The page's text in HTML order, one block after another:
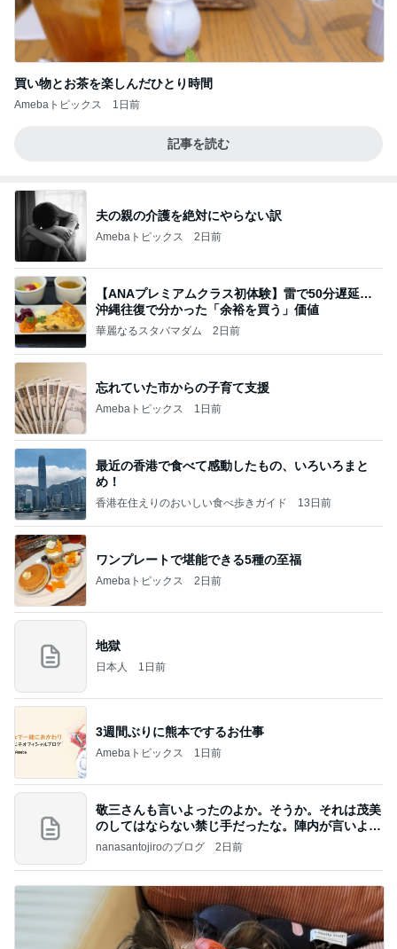
買い物とお茶を楽しんだひとり時間
Amebaトピックス 1日前
記事を読む
夫の親の介護を絶対にやらない訳
Amebaトピックス 2日前
【ANAプレミアムクラス初体験】雷で50分遅延…
沖縄往復で分かった「余裕を買う」価値
華麗なるスタバマダム 2日前
忘れていた市からの子育て支援
Amebaトピックス 1日前
最近の香港で食べて感動したもの、いろいろまと
め！
香港在住えりのおいしい食べ歩きガイド 13日前
ワンプレートで堪能できる5種の至福
Amebaトピックス 2日前
地獄
日本人 1日前
3週間ぶりに熊本でするお仕事
Amebaトピックス 1日前
敬三さんも言いよったのよか。そうか。それは茂美
のしてはならない禁じ手だったな。陣内が言いよる
のよ
nanasantojiroのブログ 2日前